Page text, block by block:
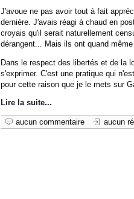
J'avoue ne pas avoir tout à fait
dernière. J'avais réagi à chaud en
croyais qu'il serait naturellement
dérangent... Mais ils ont quand
Dans le respect des libertés et de la
s'exprimer. C'est une pratique qui
pour cette raison que je le mets sur
Lire la suite...
aucun commentaire aucun